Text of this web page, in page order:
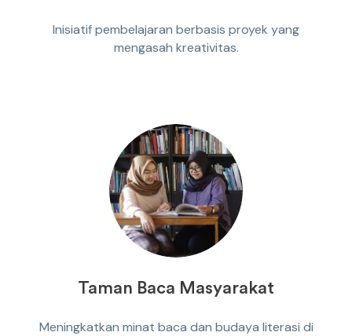
Inisiatif pembelajaran berbasis proyek yang
mengasah kreativitas.
Taman Baca Masyarakat
Meningkatkan minat baca dan budaya literasi di